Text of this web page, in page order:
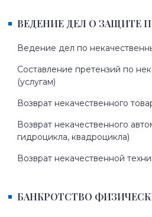
ВЕДЕНИЕ ДЕЛ О ЗАЩИТЕ
Ведение дел по
Составление претензий по
(услугам)
Возврат некачественного
Возврат некачественного
гидроцикла, квадроцикла)
Возврат некачественной
БАНКРОТСТВО